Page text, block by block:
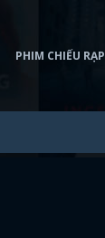
PHIM CHIẾU RẠP